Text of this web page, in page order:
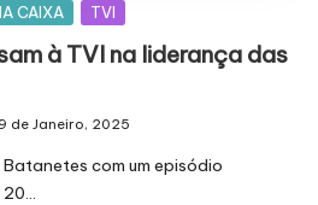
CAIXA TVI
à TVI na liderança das
de Janeiro, 2025
com um episódio